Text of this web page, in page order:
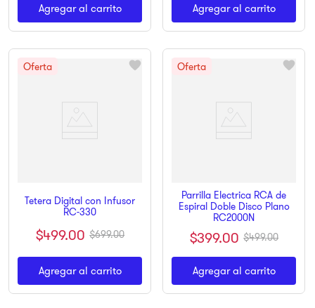
Agregar al carrito Agregar al carrito
Tetera Digital con Infusor
RC-330
$499.00 $699.00
Agregar al carrito
Parrilla Electrica RCA de
Espiral Doble Disco Plano
RC2000N
$399.00 $499.00
Agregar al carrito